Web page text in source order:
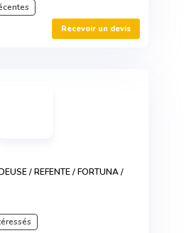
Recevoir un devis
/ REFENTE / FORTUNA /